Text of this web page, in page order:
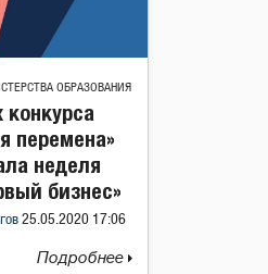
ОБРАЗОВАНИЯ
конкурса
перемена»
неделя
бизнес»
25.05.2020 17:06
Подробнее